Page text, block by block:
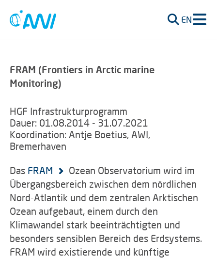
EN
FRAM (Frontiers in Arctic marine
Monitoring)
HGF Infrastrukturprogramm
Dauer: 01.08.2014 - 31.07.2021
Koordination: Antje Boetius, AWI,
Bremerhaven
Das FRAM
Ozean Observatorium wird im
Übergangsbereich zwischen dem nördlichen
Nord-Atlantik und dem zentralen Arktischen
Ozean aufgebaut, einem durch den
Klimawandel stark beeinträchtigten und
besonders sensiblen Bereich des Erdsystems.
FRAM wird existierende und künftige